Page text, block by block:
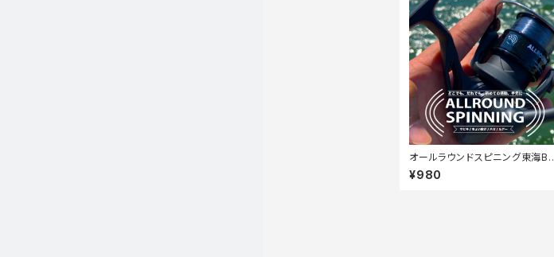
オールラウンドスピニング東海BK
3号100M付【Tオリ】
¥980